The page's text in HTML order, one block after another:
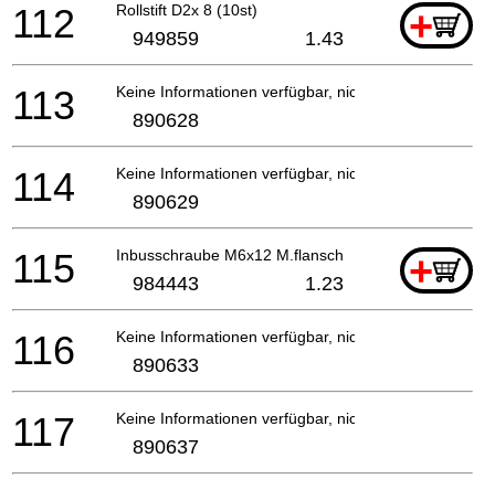
Rollstift D2x 8 (10st) +
112 949859 1.43
Keine Informationen verfügbar, nicht bestellbar
113 890628
Keine Informationen verfügbar, nicht bestellbar
114 890629
Inbusschraube M6x12 M.flansch +
115 984443 1.23
Keine Informationen verfügbar, nicht bestellbar
116 890633
Keine Informationen verfügbar, nicht bestellbar
117 890637